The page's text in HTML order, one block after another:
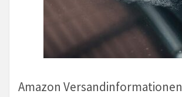
Amazon Versandinformationen